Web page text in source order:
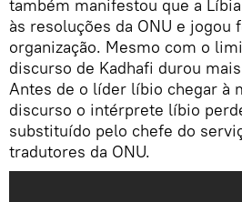
também manifestou que a
às resoluções da ONU e jogou
organização. Mesmo com o
discurso de Kadhafi durou
Antes de o líder líbio chegar à
discurso o intérprete líbio
substituído pelo chefe do
tradutores da ONU.